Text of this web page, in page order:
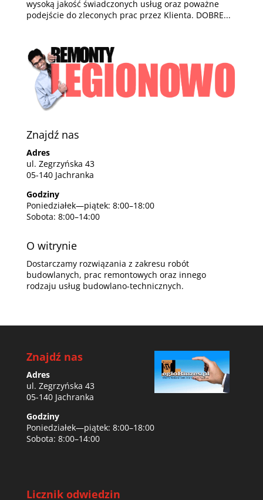
wysoką jakość świadczonych usług oraz poważne
podejście do zleconych prac przez Klienta. DOBRE...
Znajdź nas
Adres
ul. Zegrzyńska 43
05-140 Jachranka
Godziny
Poniedziałek—piątek: 8:00–18:00
Sobota: 8:00–14:00
O witrynie
Dostarczamy rozwiązania z zakresu robót
budowlanych, prac remontowych oraz innego
rodzaju usług budowlano-technicznych.
Znajdź nas
Adres
ul. Zegrzyńska 43
05-140 Jachranka
Godziny
Poniedziałek—piątek: 8:00–18:00
Sobota: 8:00–14:00
Licznik odwiedzin